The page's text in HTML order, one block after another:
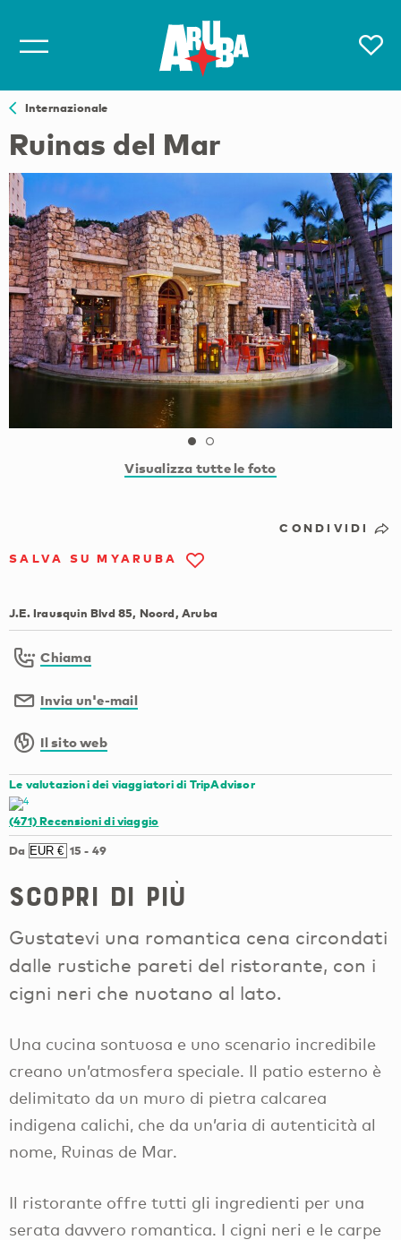
Internazionale
Ruinas del Mar
Visualizza tutte le foto
CONDIVIDI
SALVA SU MYARUBA
J.E. Irausquin Blvd 85, Noord, Aruba
Chiama
Invia un'e-mail
Il sito web
Le valutazioni dei viaggiatori di TripAdvisor
(471)Recensioni di viaggio
Da 15 - 49
Scopri di più
Gustatevi una romantica cena circondati
dalle rustiche pareti del ristorante, con i
cigni neri che nuotano al lato.
Una cucina sontuosa e uno scenario incredibile
creano un’atmosfera speciale. Il patio esterno è
delimitato da un muro di pietra calcarea
indigena calichi, che da un’aria di autenticità al
nome, Ruinas de Mar.
Il ristorante offre tutti gli ingredienti per una
serata davvero romantica. I cigni neri e le carpe